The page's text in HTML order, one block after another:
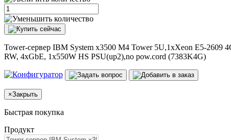
Tower-сервер IBM System x3500 M4 Tower 5U,1xXeon E5-
RW, 4xGbE, 1x550W HS PSU(up2),no pow.cord (7383K4G)
×Закрыть
Быстрая покупка
Продукт